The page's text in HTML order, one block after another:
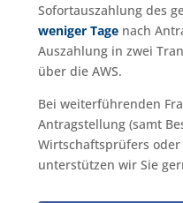
Sofortauszahlung des
weniger Tagenach
Auszahlung in zwei
über die AWS.
Bei weiterführenden
Antragstellung (samt
Wirtschaftsprüfers
unterstützen wir Sie